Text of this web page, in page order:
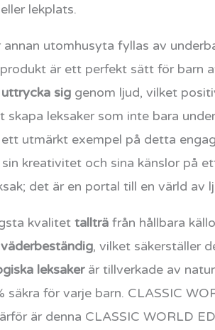
lekplats.
utomhusyta fyllas av
är ett perfekt sätt för barn
uttrycka sig genom ljud, vilket
leksaker som inte bara
utmärkt exempel på detta
kreativitet och sina känslor på
det är en portal till en värld av
kvalitettallträ från hållbara
väderbeständig, vilket säkerställer
leksakerär tillverkade av
säkra för varje barn. CLASSIC
är denna CLASSIC WORLD